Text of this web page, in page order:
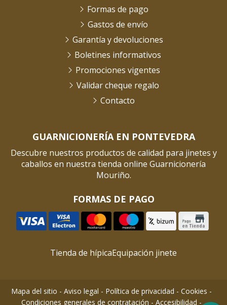
GUARNICIONERÍA EN PONTEVEDRA
Descubre nuestros productos de calidad para jinetes y
caballos en nuestra tienda online Guarnicionería
Mouriño.
FORMAS DE PAGO
Formas de pago
Gastos de envío
Garantía y devoluciones
Boletines informativos
Promociones vigentes
Validar cheque regalo
Contacto
Tienda de hípicaEquipación jinete
Mapa del sitio - Aviso legal - Política de privacidad - Cookies -
Condiciones generales de contratación - Accesibilidad -